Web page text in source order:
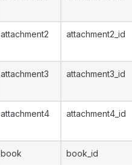
attachment2 attachment2_id
attachment3 attachment3_id
attachment4 attachment4_id
book book_id